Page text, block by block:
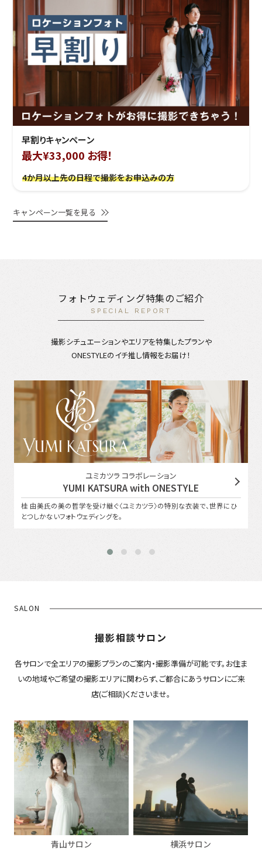
早割りキャンペーン
最大¥33,000 お得！
4か月以上先の日程で撮影をお申込みの方
キャンペーン一覧を見る
フォトウェディング特集のご紹介
SPECIAL REPORT
撮影シチュエーションやエリアを特集したプランや
ONESTYLEのイチ推し情報をお届け！
ユミカツラ コラボレーション
YUMI KATSURA with ONESTYLE
桂 由美氏の美の哲学を受け継ぐ〈ユミカツラ〉の特別な衣装で、世界にひ
とつしかないフォトウェディングを。
SALON
撮影相談サロン
各サロンで全エリアの撮影プランのご案内・撮影準備が可能です。お住ま
いの地域やご希望の撮影エリアに関わらず、ご都合にあうサロンにご来
店(ご相談)くださいませ。
青山サロン 横浜サロン